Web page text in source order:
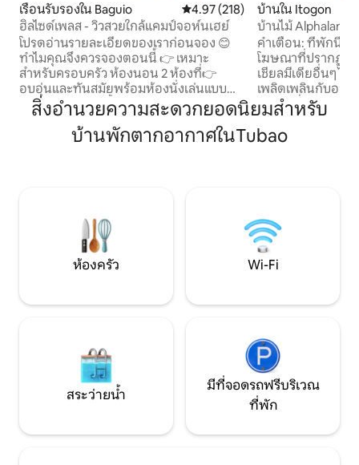
เรือนรับรองใน Baguio คะแนนเฉลี่ย 4.97 จาก 5, 218 รีวิว
4.97 (218)
ฮิลไซด์เพลส - วิวสวยใกล้แคมป์จอห์นเฮย์
โปรดอ่านรายละเอียดของเราก่อนจอง 😊
ทำไมคุณจึงควรจองตอนนี้ 👉 เหมาะ
สำหรับครอบครัว ห้องนอน 2 ห้องที่👉
อบอุ่นและทันสมัยพร้อมห้องนั่งเล่นแบบ
เปิดประทุน ห้องน้ำเต็มรูปแบบ👉 1 ห้อง 👉
Wi-Fi ความเร็วสูง ทีวี 4K👉 2 เครื่อง: 50 นิ้ว
(ห้องนั่งเล่น) และ 43 นิ้ว (ห้องนอน) พร้อม
ตู้เท่านั้น หมายเหตุ: รองรับได้สูงสุด 6 -8
บ้านใน Itogon
บ้านไม้ Alphaland
คำเตือน: ที่พักนี้จอ
โฆษณาที่ปรากฏใน
เชียลมีเดียอื่นๆ ไ
เพลิดเพลินกับอาก
บ้านไม้ที่เงียบสงบ
ทำเลที่มีชื่อเสียงที่
เรามีห้องนอน 3 ห้
ร้านอาหารและคา
กม.
สิ่งอำนวยความสะดวกยอดนิยมสำหรับ
บ้านพักตากอากาศในTubao
ห้องครัว Wi-Fi
สระว่ายน้ำ
มีที่จอดรถฟรีบริเวณ
ที่พัก